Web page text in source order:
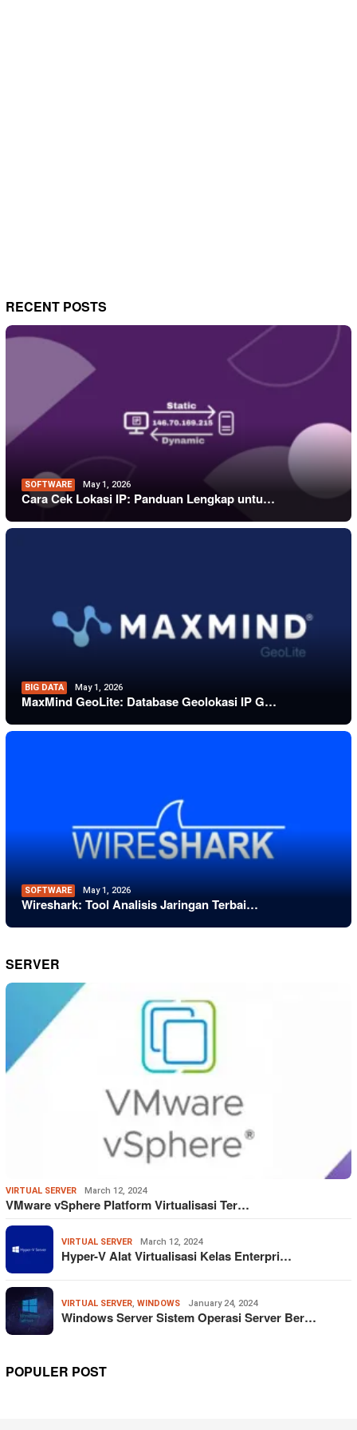
RECENT POSTS
SOFTWARE May 1, 2026
Cara Cek Lokasi IP: Panduan Lengkap untu…
BIG DATA May 1, 2026
MaxMind GeoLite: Database Geolokasi IP G…
SOFTWARE May 1, 2026
Wireshark: Tool Analisis Jaringan Terbai…
SERVER
VIRTUAL SERVER March 12, 2024
VMware vSphere Platform Virtualisasi Ter…
VIRTUAL SERVER March 12, 2024
Hyper-V Alat Virtualisasi Kelas Enterpri…
VIRTUAL SERVER, WINDOWS January 24, 2024
Windows Server Sistem Operasi Server Ber…
POPULER POST